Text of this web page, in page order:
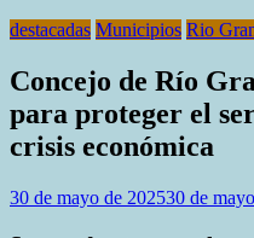
destacadas Municipios Rio
Concejo de Río
para proteger el
crisis económica
30 de mayo de 202530 de